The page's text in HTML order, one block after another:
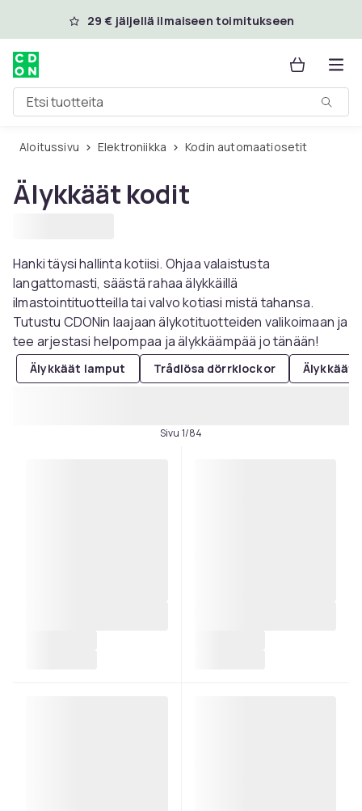
Ohita ja siirry pääsisältöön
29 € jäljellä ilmaiseen toimitukseen
Etsi tuotteita
Aloitussivu Elektroniikka Kodin automaatiosetit
Älykkäät kodit
Hanki täysi hallinta kotiisi. Ohjaa valaistusta
langattomasti, säästä rahaa älykkäillä
ilmastointituotteilla tai valvo kotiasi mistä tahansa.
Tutustu CDONin laajaan älykotituotteiden valikoimaan ja
tee arjestasi helpompaa ja älykkäämpää jo tänään!
Älykkäät lamput Trådlösa dörrklockor Älykkäät
Sivu 1/84